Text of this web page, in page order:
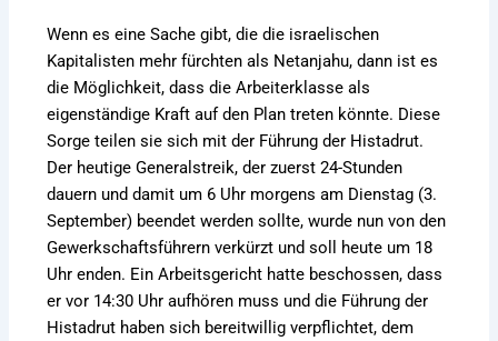
Wenn es eine Sache gibt, die die israelischen
Kapitalisten mehr fürchten als Netanjahu, dann ist es
die Möglichkeit, dass die Arbeiterklasse als
eigenständige Kraft auf den Plan treten könnte. Diese
Sorge teilen sie sich mit der Führung der Histadrut.
Der heutige Generalstreik, der zuerst 24-Stunden
dauern und damit um 6 Uhr morgens am Dienstag (3.
September) beendet werden sollte, wurde nun von den
Gewerkschaftsführern verkürzt und soll heute um 18
Uhr enden. Ein Arbeitsgericht hatte beschossen, dass
er vor 14:30 Uhr aufhören muss und die Führung der
Histadrut haben sich bereitwillig verpflichtet, dem